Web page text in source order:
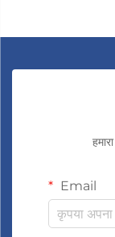
Email